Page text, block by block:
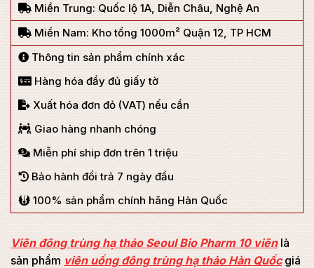
Miền Trung: Quốc lộ 1A, Diễn Châu, Nghệ An
Miền Nam: Kho tổng 1000m² Quận 12, TP HCM
Thông tin sản phẩm chính xác
Hàng hóa đầy đủ giấy tờ
Xuất hóa đơn đỏ (VAT) nếu cần
Giao hàng nhanh chóng
Miễn phí ship đơn trên 1 triệu
Bảo hành đổi trả 7 ngày đầu
100% sản phẩm chính hãng Hàn Quốc
Viên đông trùng hạ thảo Seoul Bio Pharm 10 viênlà
sản phẩm viên uống đông trùng hạ thảo Hàn Quốcgiá